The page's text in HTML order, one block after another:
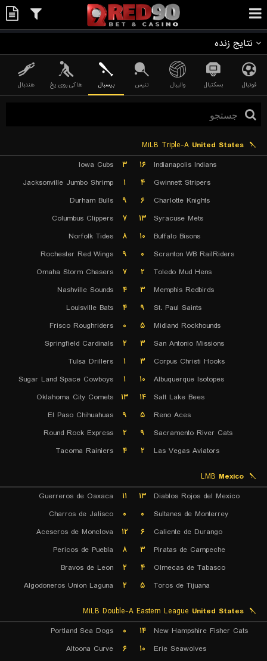
نتایج زنده
فوتبال بسکتبال والیبال تنیس بیسبال هاکی روی یخ هندبال
United States
Indianapolis Indians
۱۶ ۳
Iowa Cubs
Gwinnett Stripers
۴ ۱
Jacksonville Jumbo Shrimp
Charlotte Knights
۶ ۹
Durham Bulls
Syracuse Mets
۱۳ ۷
Columbus Clippers
Buffalo Bisons
۱۰ ۸
Norfolk Tides
Scranton WB RailRiders
۰ ۹
Rochester Red Wings
Toledo Mud Hens
۲ ۷
Omaha Storm Chasers
Memphis Redbirds
۳ ۴
Nashville Sounds
St. Paul Saints
۹ ۴
Louisville Bats
Midland Rockhounds
۵ ۰
Frisco Roughriders
San Antonio Missions
۳ ۲
Springfield Cardinals
Corpus Christi Hooks
۳ ۱
Tulsa Drillers
Albuquerque Isotopes
۱۰ ۱
Sugar Land Space Cowboys
Salt Lake Bees
۱۴ ۱۳
Oklahoma City Comets
Reno Aces
۵ ۹
El Paso Chihuahuas
Sacramento River Cats
۹ ۲
Round Rock Express
Las Vegas Aviators
۲ ۴ Tacoma Rainiers
Mexico
Diablos Rojos del Mexico
۱۳ ۱۱
Guerreros de Oaxaca
Sultanes de Monterrey
۰ ۰
Charros de Jalisco
Caliente de Durango
۶ ۱۲
Aceseros de Monclova
Piratas de Campeche
۳ ۸
Pericos de Puebla
Olmecas de Tabasco
۴ ۲
Bravos de Leon
Toros de Tijuana
۵ ۲ Algodoneros Union Laguna
United States
New Hampshire Fisher Cats
۱۴ ۰
Portland Sea Dogs
Erie Seawolves
۱۰ ۶
Altoona Curve